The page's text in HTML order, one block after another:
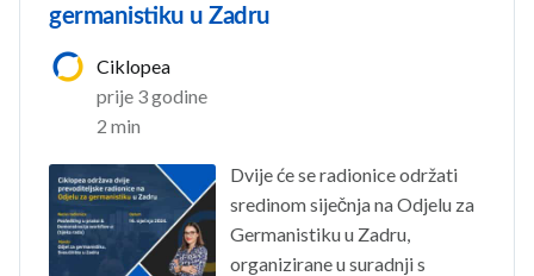
germanistiku u Zadru
Ciklopea
prije 3 godine
2 min
Dvije će se radionice održati
sredinom siječnja na Odjelu za
Germanistiku u Zadru,
organizirane u suradnji s